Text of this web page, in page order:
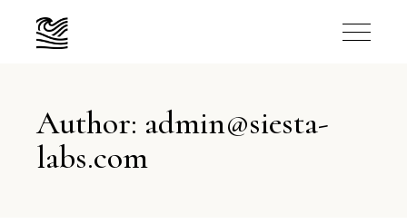
Author: admin@siesta-
labs.com